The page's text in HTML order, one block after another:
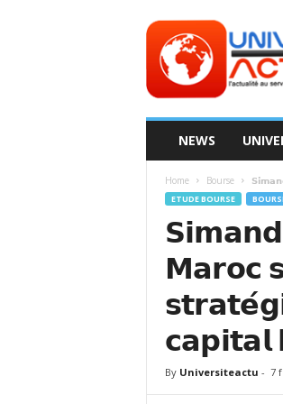
ACTU
NEWS
Home Bourse
ETUDE BOURSE
𝗠𝗮𝗿𝗼𝗰
By Universiteactu - 7